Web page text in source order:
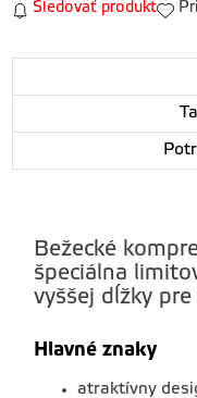
Sledovať produkt
Bežecké
špeciálna
vyššej dĺžky pre
Hlavné znaky
atraktívny